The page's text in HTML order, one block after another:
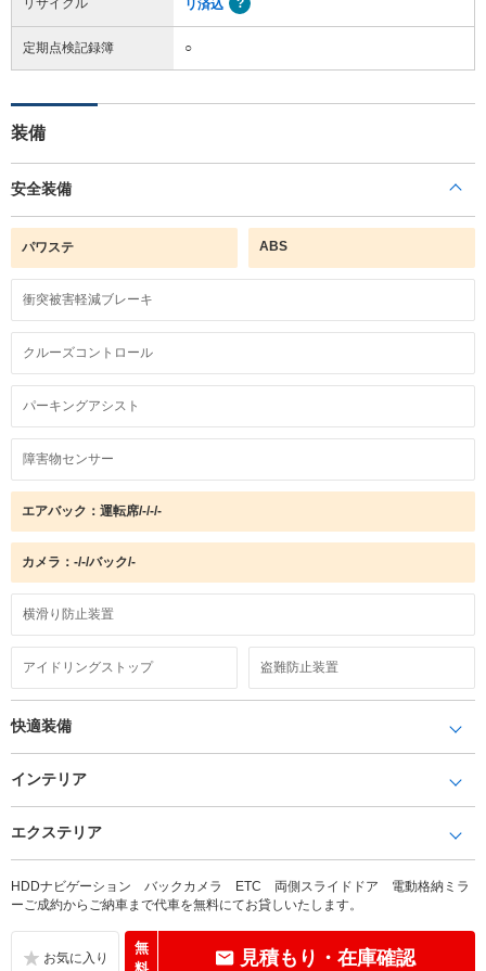
リ済込
定期点検記録簿 ○
装備
安全装備
パワステ ABS
衝突被害軽減ブレーキ
クルーズコントロール
パーキングアシスト
障害物センサー
エアバック：運転席/-/-/-
カメラ：-/-/バック/-
横滑り防止装置
アイドリングストップ 盗難防止装置
快適装備
インテリア
エクステリア
HDDナビゲーション バックカメラ ETC 両側スライドドア 電動格納ミラ
ーご成約からご納車まで代車を無料にてお貸しいたします。
無
見積もり・在庫確認